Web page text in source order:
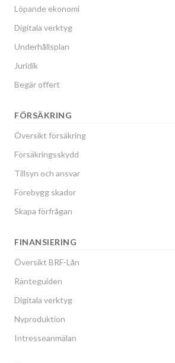
Löpande ekonomi
Digitala verktyg
Underhållsplan
Juridik
Begär offert
FÖRSÄKRING
Översikt försäkring
Försäkringsskydd
Tillsyn och ansvar
Förebygg skador
Skapa förfrågan
FINANSIERING
Översikt BRF-Lån
Ränteguiden
Digitala verktyg
Nyproduktion
Intresseanmälan